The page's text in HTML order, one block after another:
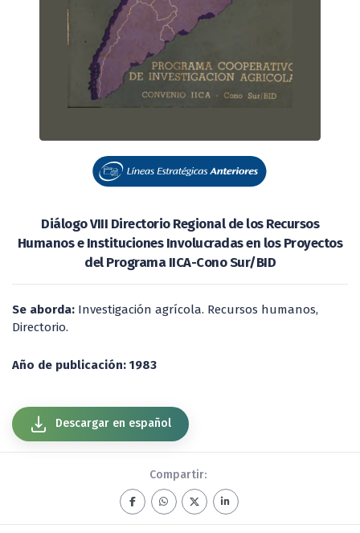
Diálogo VIII Directorio Regional de los Recursos
Humanos e Instituciones Involucradas en los Proyectos
del Programa IICA-Cono Sur/BID
Se aborda: Investigación agrícola. Recursos humanos,
Directorio.
Año de publicación: 1983
Descargar en español
Compartir: